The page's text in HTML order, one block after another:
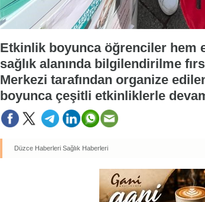
Etkinlik boyunca öğrenciler hem
sağlık alanında bilgilendirilme
Merkezi tarafından organize
boyunca çeşitli etkinliklerle
Düzce Haberleri Sağlık Haberleri